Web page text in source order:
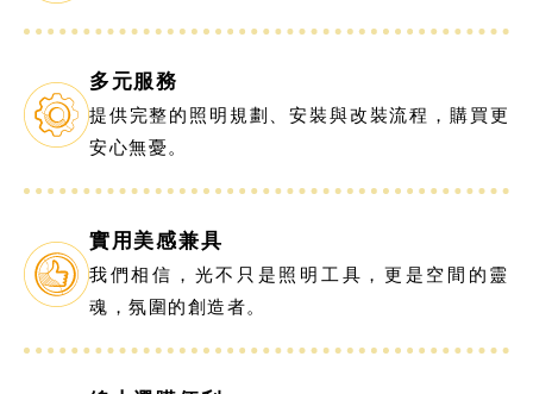
多元服務
提供完整的照明規劃、安裝與改裝流程，購買更
安心無憂。
實用美感兼具
我們相信，光不只是照明工具，更是空間的靈
魂，氛圍的創造者。